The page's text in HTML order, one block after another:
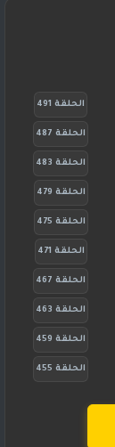
الحلقة 491
الحلقة 487
الحلقة 483
الحلقة 479
الحلقة 475
الحلقة 471
الحلقة 467
الحلقة 463
الحلقة 459
الحلقة 455